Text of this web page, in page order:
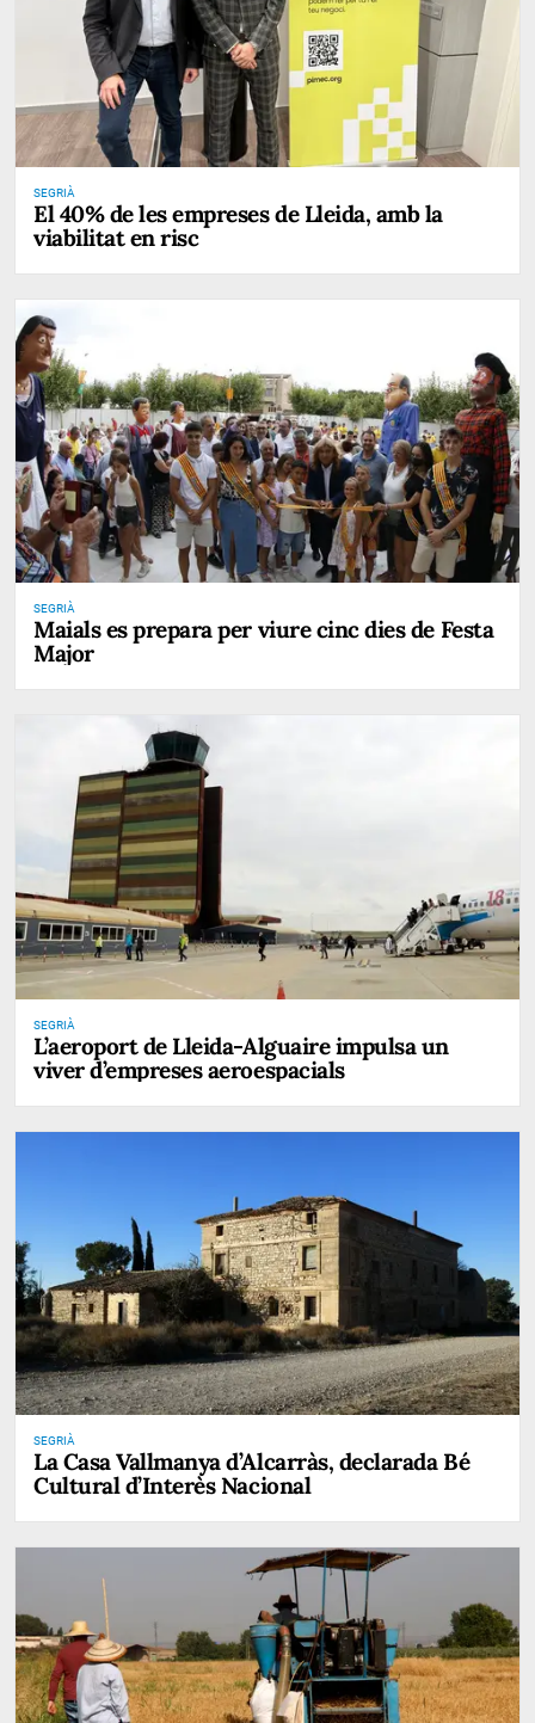
SEGRIÀ
El 40% de les empreses de Lleida, amb la
viabilitat en risc
SEGRIÀ
Maials es prepara per viure cinc dies de Festa
Major
SEGRIÀ
L’aeroport de Lleida-Alguaire impulsa un
viver d’empreses aeroespacials
SEGRIÀ
La Casa Vallmanya d’Alcarràs, declarada Bé
Cultural d’Interès Nacional